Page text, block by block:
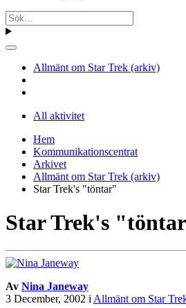
Allmänt om Star Trek (arkiv)
All aktivitet
Hem
Kommunikationscentrat
Arkivet
Allmänt om Star Trek (arkiv)
Star Trek's "töntar"
Star Trek's
Av Nina Janeway
3 December, 2002 iAllmänt om Star